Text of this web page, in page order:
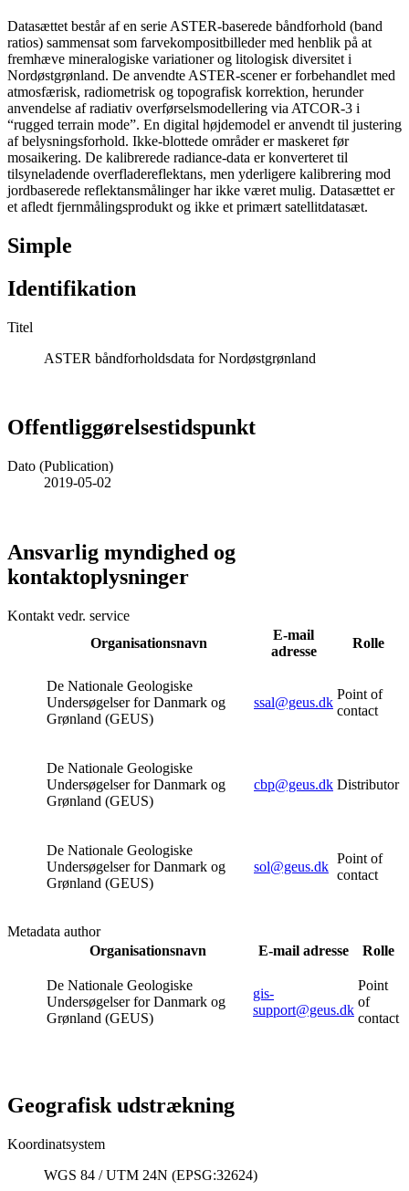
Datasættet består af en serie ASTER-baserede båndforhold (band
ratios) sammensat som farvekompositbilleder med henblik på at
fremhæve mineralogiske variationer og litologisk diversitet i
Nordøstgrønland. De anvendte ASTER-scener er forbehandlet med
atmosfærisk, radiometrisk og topografisk korrektion, herunder
anvendelse af radiativ overførselsmodellering via ATCOR-3 i
“rugged terrain mode”. En digital højdemodel er anvendt til justering
af belysningsforhold. Ikke-blottede områder er maskeret før
mosaikering. De kalibrerede radiance-data er konverteret til
tilsyneladende overfladereflektans, men yderligere kalibrering mod
jordbaserede reflektansmålinger har ikke været mulig. Datasættet er
et afledt fjernmålingsprodukt og ikke et primært satellitdatasæt.
Simple
Identifikation
Titel
ASTER båndforholdsdata for Nordøstgrønland
Offentliggørelsestidspunkt
Dato (Publication)
2019-05-02
Ansvarlig myndighed og
kontaktoplysninger
Kontakt vedr. service
Organisationsnavn
E-mail
adresse
Rolle
De Nationale Geologiske
Undersøgelser for Danmark og
Grønland (GEUS)
ssal@geus.dk
Point of
contact
De Nationale Geologiske
Undersøgelser for Danmark og
Grønland (GEUS)
cbp@geus.dk Distributor
De Nationale Geologiske
Undersøgelser for Danmark og
Grønland (GEUS)
sol@geus.dk
Point of
contact
Metadata author
Organisationsnavn
E-mail adresse Rolle
De Nationale Geologiske
Undersøgelser for Danmark og
Grønland (GEUS)
gis-
support@geus.dk
Point
of
contact
Geografisk udstrækning
Koordinatsystem
WGS 84 / UTM 24N (EPSG:32624)